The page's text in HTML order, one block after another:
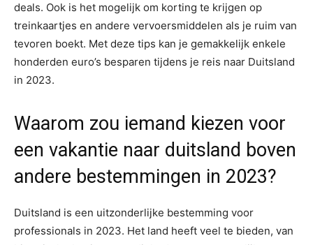
deals. Ook is het mogelijk om korting te krijgen op
treinkaartjes en andere vervoersmiddelen als je ruim van
tevoren boekt. Met deze tips kan je gemakkelijk enkele
honderden euro’s besparen tijdens je reis naar Duitsland
in 2023.
Waarom zou iemand kiezen voor
een vakantie naar duitsland boven
andere bestemmingen in 2023?
Duitsland is een uitzonderlijke bestemming voor
professionals in 2023. Het land heeft veel te bieden, van